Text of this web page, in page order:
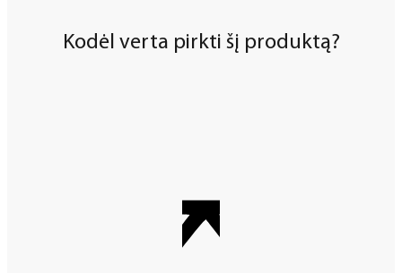
Kodėl verta pirkti šį produktą?